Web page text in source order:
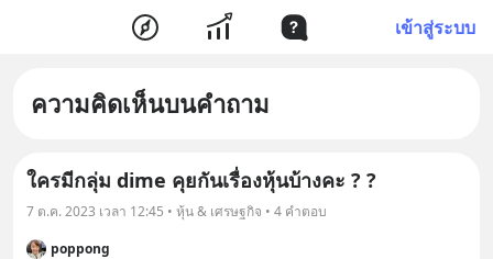
เข้าสู่ระบบ
ความคิดเห็นบนคำถาม
ใครมีกลุ่ม dime คุยกันเรื่องหุ้นบ้างคะ ? ?
7 ต.ค. 2023 เวลา 12:45 • หุ้น & เศรษฐกิจ • 4 คำตอบ
poppong